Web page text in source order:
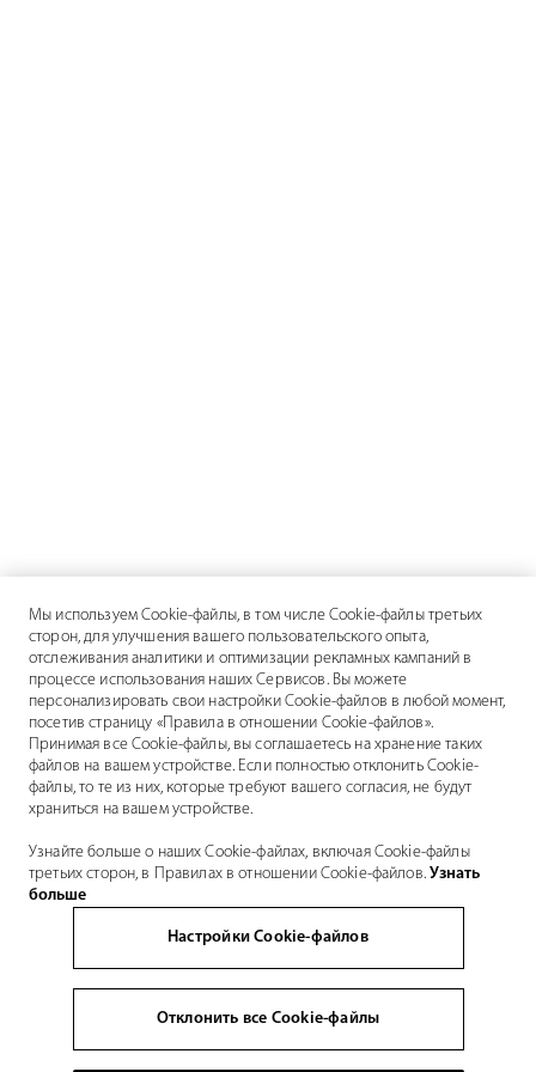
Мы используем Cookie-файлы, в том числе Cookie-файлы третьих
сторон, для улучшения вашего пользовательского опыта,
отслеживания аналитики и оптимизации рекламных кампаний в
процессе использования наших Сервисов. Вы можете
персонализировать свои настройки Cookie-файлов в любой момент,
посетив страницу «Правила в отношении Cookie-файлов».
Принимая все Cookie-файлы, вы соглашаетесь на хранение таких
файлов на вашем устройстве. Если полностью отклонить Cookie-
файлы, то те из них, которые требуют вашего согласия, не будут
храниться на вашем устройстве.
Узнайте больше о наших Cookie-файлах, включая Cookie-файлы
третьих сторон, в Правилах в отношении Cookie-файлов.Узнать
больше
Настройки Cookie-файлов
Отклонить все Cookie-файлы